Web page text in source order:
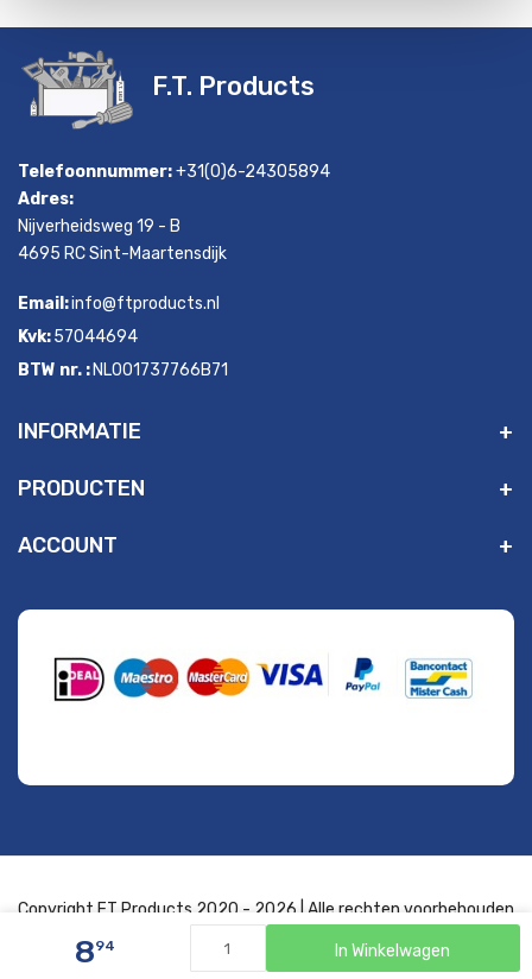
894 In Winkelwagen
F.T. Products
Telefoonnummer:+31(0)6-24305894
Adres:
Nijverheidsweg 19 - B
4695 RC Sint-Maartensdijk
Email:info@ftproducts.nl
Kvk:57044694
BTW nr. : NL001737766B71
INFORMATIE
PRODUCTEN
ACCOUNT
Copyright FT Products 2020 - 2026 | Alle rechten voorbehouden